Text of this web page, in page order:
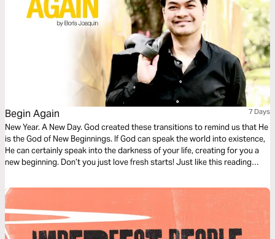
Begin Again 7 Days
New Year. A New Day. God created these transitions to remind us that He
is the God of New Beginnings. If God can speak the world into existence,
He can certainly speak into the darkness of your life, creating for you a
new beginning. Don’t you just love fresh starts! Just like this reading